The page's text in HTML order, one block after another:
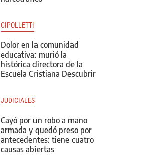
CIPOLLETTI
Dolor en la comunidad
educativa: murió la
histórica directora de la
Escuela Cristiana Descubrir
JUDICIALES
Cayó por un robo a mano
armada y quedó preso por
antecedentes: tiene cuatro
causas abiertas